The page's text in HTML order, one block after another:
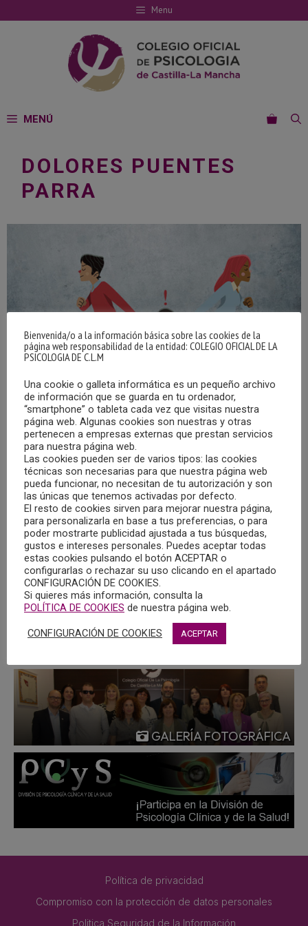
al
Menu
MENÚ
DOLORES PUENTES
PARRA
19/10/2024 – CITA CON LA PSICOLOGÍA EN
RADIO CHINCHILLA: “INTERFERENCIAS
PARENTALES”
21/10/2024
Ya puedes escuchar el programa “Cita con la Psicología”
emitido en Radio Chinchilla el sábado, 19 de octubre de
2024, que llevó por título “Interferencias parentales”, y en el
que intervino, Dolores Puentes Parra, Psicóloga colegiada
en el Colegio Oficial de Psicología de Castilla-La Mancha.
GALERÍA FOTOGRÁFICA
Política de privacidad
Compromiso con la protección de datos personales
Politica Seguridad de la Información
Bienvenida/o a la información básica sobre las cookies de la
página web responsabilidad de la entidad: COLEGIO OFICIAL DE LA
PSICOLOGIA DE C.L.M
Una cookie o galleta informática es un pequeño archivo
de información que se guarda en tu ordenador,
“smartphone” o tableta cada vez que visitas nuestra
página web. Algunas cookies son nuestras y otras
pertenecen a empresas externas que prestan servicios
para nuestra página web.
Las cookies pueden ser de varios tipos: las cookies
técnicas son necesarias para que nuestra página web
pueda funcionar, no necesitan de tu autorización y son
las únicas que tenemos activadas por defecto.
El resto de cookies sirven para mejorar nuestra página,
para personalizarla en base a tus preferencias, o para
poder mostrarte publicidad ajustada a tus búsquedas,
gustos e intereses personales. Puedes aceptar todas
estas cookies pulsando el botón ACEPTAR o
configurarlas o rechazar su uso clicando en el apartado
CONFIGURACIÓN DE COOKIES.
Si quieres más información, consulta la
POLÍTICA DE COOKIES de nuestra página web.
CONFIGURACIÓN DE COOKIES ACEPTAR